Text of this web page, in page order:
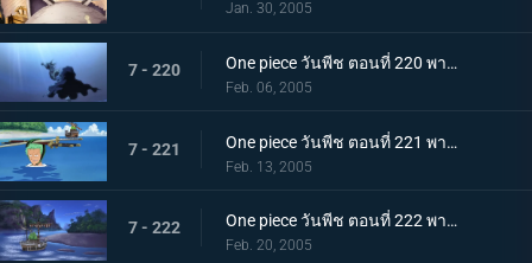
Jan. 30, 2005
7 - 220 One piece วันพีช ตอนที่ 220 พากย์ไทย สูญหาย? ถูกช่วงชิง? นายเป็นใครกัน?
Feb. 06, 2005
7 - 221 One piece วันพีช ตอนที่ 221 พากย์ไทย เด็กผู้ชายถือขลุ่ยปริศนา กับ ข้อสันนิษฐานของโรบิ้น
Feb. 13, 2005
7 - 222 One piece วันพีช ตอนที่ 222 พากย์ไทย ชิงความทรงจำกลับคืน! กลุ่มโจรสลัดขึ้นฝั่ง
Feb. 20, 2005